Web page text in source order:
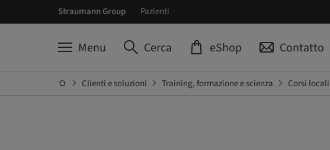
Straumann Group Pazienti
Menu Cerca eShop Contatto
Clienti e soluzioni Training, formazione e scienza Corsi